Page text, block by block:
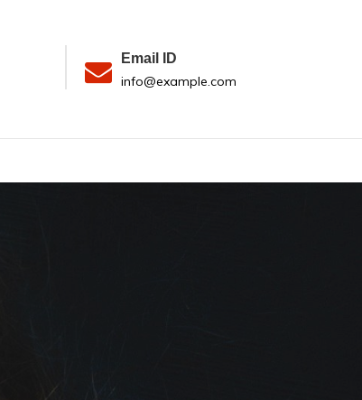
Email ID
info@example.com